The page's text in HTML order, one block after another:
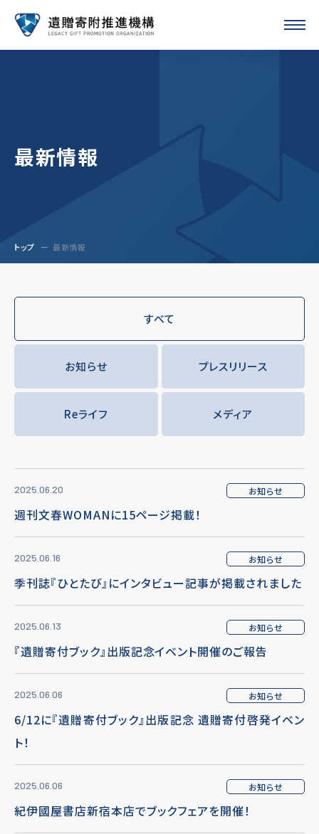
最新情報
トップ 最新情報
すべて
お知らせ プレスリリース
Reライフ メディア
2025.06.20 お知らせ
週刊文春WOMANに15ページ掲載！
2025.06.16 お知らせ
季刊誌『ひとたび』にインタビュー記事が掲載されました
2025.06.13 お知らせ
『遺贈寄付ブック』出版記念イベント開催のご報告
2025.06.06 お知らせ
6/12に『遺贈寄付ブック』出版記念 遺贈寄付啓発イベン
ト！
2025.06.06 お知らせ
紀伊國屋書店新宿本店でブックフェアを開催！